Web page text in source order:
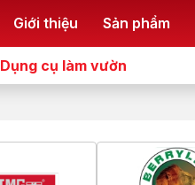
Giới thiệu Sản phẩm
Dụng cụ làm vườn